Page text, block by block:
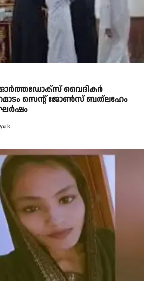
ഓർത്തഡോക്സ് വൈദികർ
സെന്റ്‌ ജോൺസ് ബത്ലഹേം
k